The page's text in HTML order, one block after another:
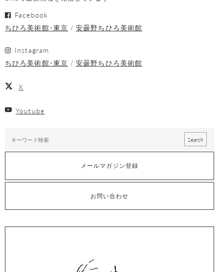
Facebook
ちひろ美術館･東京
安曇野ちひろ美術館
Instagram
ちひろ美術館･東京
安曇野ちひろ美術館
X
Youtube
メールマガジン登録
お問い合わせ